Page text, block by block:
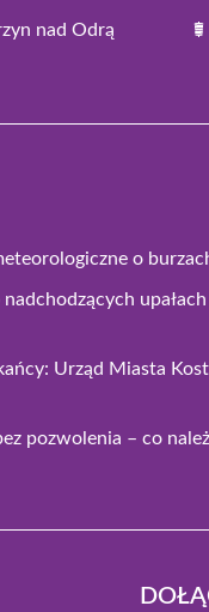
nad Odrą
o
Urząd Miasta
pozwolenia – co